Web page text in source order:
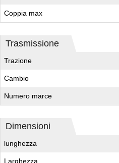
Coppia max
Trasmissione
Trazione
Cambio
Numero marce
Dimensioni
lunghezza
Larghezza